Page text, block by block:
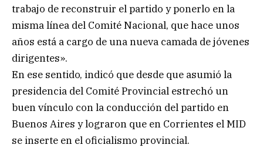
trabajo de reconstruir el partido y ponerlo en la
misma línea del Comité Nacional, que hace unos
años está a cargo de una nueva camada de jóvenes
dirigentes».
En ese sentido, indicó que desde que asumió la
presidencia del Comité Provincial estrechó un
buen vínculo con la conducción del partido en
Buenos Aires y lograron que en Corrientes el MID
se inserte en el oficialismo provincial.